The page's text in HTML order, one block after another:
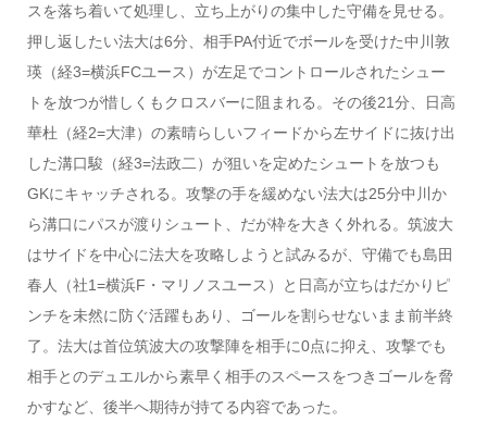
スを落ち着いて処理し、立ち上がりの集中した守備を見せる。
押し返したい法大は6分、相手PA付近でボールを受けた中川敦
瑛（経3=横浜FCユース）が左足でコントロールされたシュー
トを放つが惜しくもクロスバーに阻まれる。その後21分、日高
華杜（経2=大津）の素晴らしいフィードから左サイドに抜け出
した溝口駿（経3=法政二）が狙いを定めたシュートを放つも
GKにキャッチされる。攻撃の手を緩めない法大は25分中川か
ら溝口にパスが渡りシュート、だが枠を大きく外れる。筑波大
はサイドを中心に法大を攻略しようと試みるが、守備でも島田
春人（社1=横浜F・マリノスユース）と日高が立ちはだかりピ
ンチを未然に防ぐ活躍もあり、ゴールを割らせないまま前半終
了。法大は首位筑波大の攻撃陣を相手に0点に抑え、攻撃でも
相手とのデュエルから素早く相手のスペースをつきゴールを脅
かすなど、後半へ期待が持てる内容であった。